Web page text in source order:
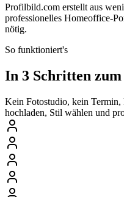
Profilbild.com erstellt aus
professionelles Homeoffice-
nötig.
So funktioniert's
In 3 Schritten
Kein Fotostudio, kein
hochladen, Stil wählen und